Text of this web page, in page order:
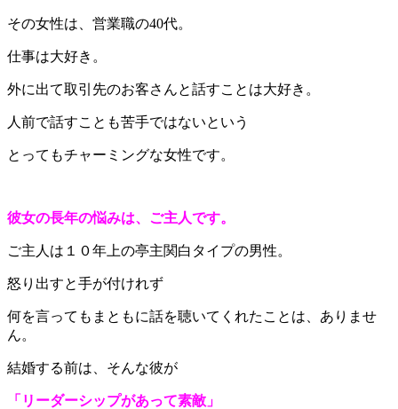
その女性は、営業職の40代。
仕事は大好き。
外に出て取引先のお客さんと話すことは大好き。
人前で話すことも苦手ではないという
とってもチャーミングな女性です。
彼女の長年の悩みは、ご主人です。
ご主人は１０年上の亭主関白タイプの男性。
怒り出すと手が付けれず
何を言ってもまともに話を聴いてくれたことは、ありませ
ん。
結婚する前は、そんな彼が
「リーダーシップがあって素敵」